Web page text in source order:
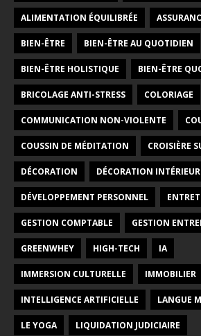
ALIMENTATION ÉQUILIBRÉE
BIEN-ÊTRE BIEN-ÊTRE AU QUOTIDIEN
BIEN-ÊTRE HOLISTIQUE BIEN-ÊTRE
BRICOLAGE ANTI-STRESS COLORIAGE
COMMUNICATION NON-VIOLENTE
COUSSIN DE MÉDITATION CROISIÈRE
DÉCORATION DÉCORATION
DÉVELOPPEMENT PERSONNEL
GESTION COMPTABLE GESTION
GREENWHEY HIGH-TECH IA
IMMERSION CULTURELLE IMMOBILIER
INTELLIGENCE ARTIFICIELLE LANGUE
LE YOGA LIQUIDATION JUDICIAIRE